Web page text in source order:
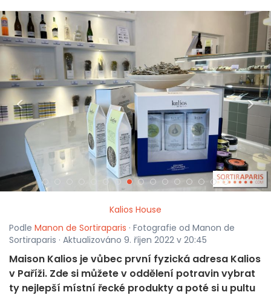
< >
Kalios House
Podle Manon de Sortiraparis · Fotografie od Manon de
Sortiraparis · Aktualizováno 9. říjen 2022 v 20:45
Maison Kalios je vůbec první fyzická adresa Kalios
v Paříži. Zde si můžete v oddělení potravin vybrat
ty nejlepší místní řecké produkty a poté si u pultu